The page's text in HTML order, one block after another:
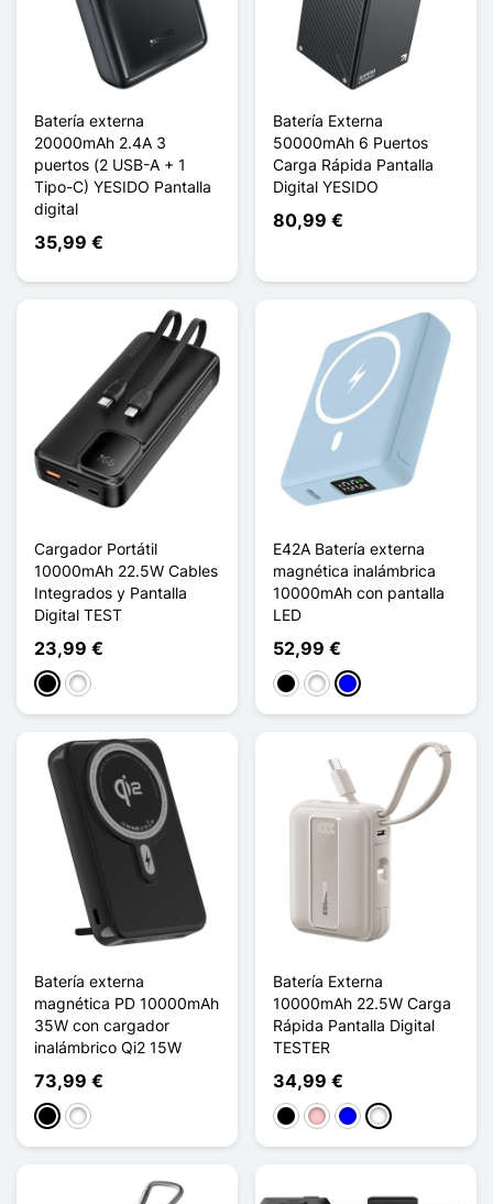
Batería externa
20000mAh 2.4A 3
puertos (2 USB-A + 1
Tipo-C) YESIDO Pantalla
digital
35,99 €
Batería Externa
50000mAh 6 Puertos
Carga Rápida Pantalla
Digital YESIDO
80,99 €
Cargador Portátil
10000mAh 22.5W Cables
Integrados y Pantalla
Digital TEST
23,99 €
NegroBlanco
E42A Batería externa
magnética inalámbrica
10000mAh con pantalla
LED
52,99 €
NegroBlanco
Azul
Batería externa
magnética PD 10000mAh
35W con cargador
inalámbrico Qi2 15W
73,99 €
NegroBlanco
Batería Externa
10000mAh 22.5W Carga
Rápida Pantalla Digital
TESTER
34,99 €
NegroRosaAzulTitanium